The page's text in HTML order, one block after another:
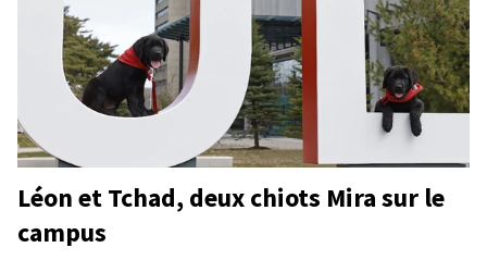
Léon et Tchad, deux chiots Mira sur le
campus